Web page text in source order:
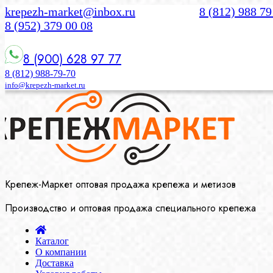
krepezh-market@inbox.ru
8 (812) 988
8 (952) 379 00 08
8 (900) 628 97 77
8 (812) 988-79-70
info@krepezh-market.ru
Крепеж-Маркет оптовая продажа крепежа и метизов
Производство и оптовая продажа специального крепежа
Каталог
О компании
Доставка